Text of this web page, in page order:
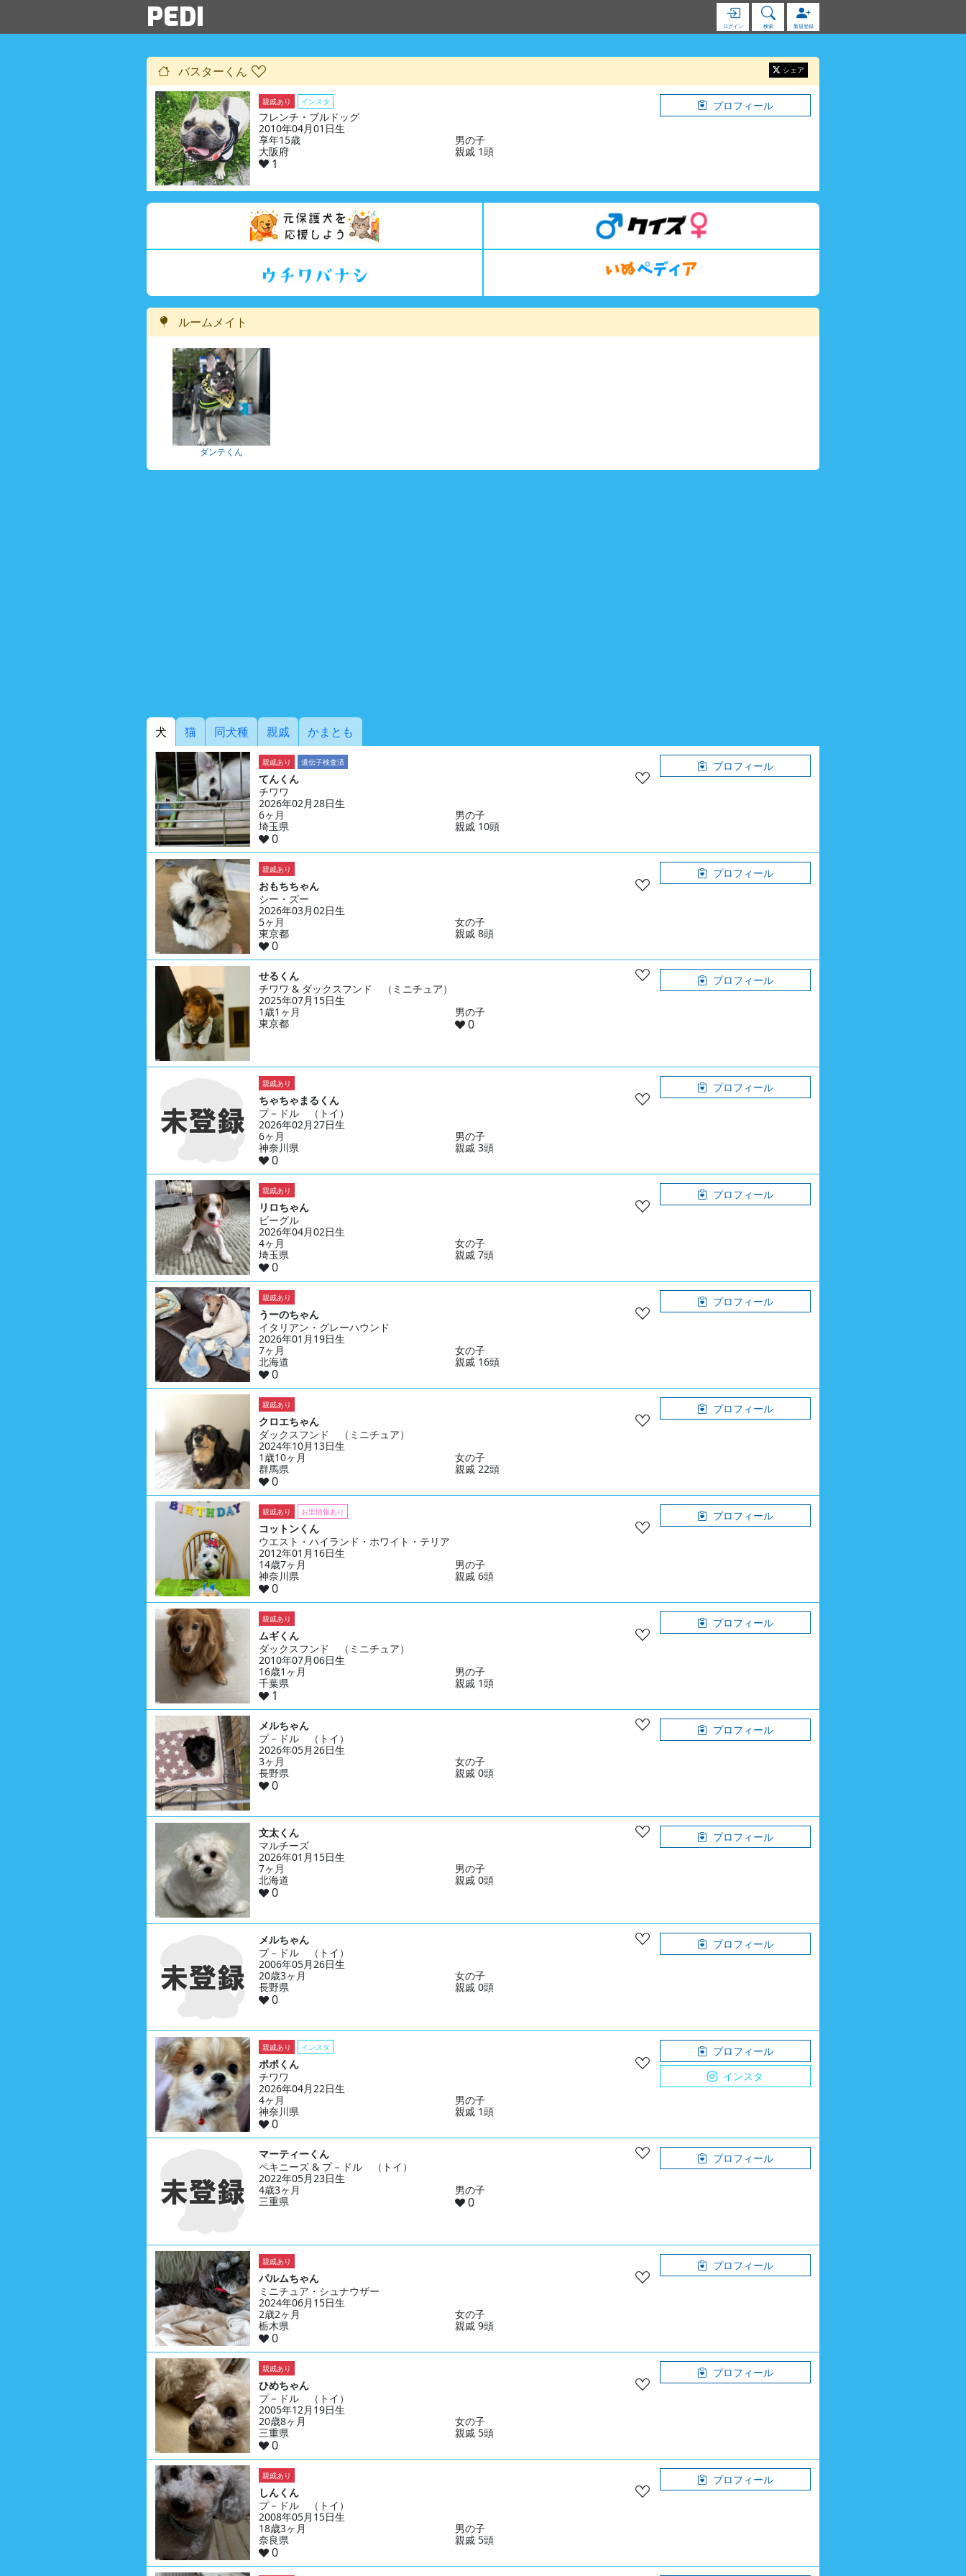
PEDI ログイン 検索 新規登録
バスターくん シェア
親戚あり インスタ
フレンチ・ブルドッグ
2010年04月01日生
享年15歳
男の子
大阪府
親戚 1頭
1
プロフィール
ルームメイト
ダンテくん
犬 猫 同犬種 親戚 かまとも
親戚あり 遺伝子検査済
てんくん
チワワ
2026年02月28日生
6ヶ月
男の子
埼玉県
親戚 10頭
0
プロフィール
親戚あり
おもちちゃん
シー・ズー
2026年03月02日生
5ヶ月
女の子
東京都
親戚 8頭
0
プロフィール
せるくん
チワワ & ダックスフンド （ミニチュア）
2025年07月15日生
1歳1ヶ月
男の子
東京都
0
プロフィール
親戚あり
ちゃちゃまるくん
プ－ドル （トイ）
2026年02月27日生
6ヶ月
男の子
神奈川県
親戚 3頭
0
プロフィール
親戚あり
リロちゃん
ビーグル
2026年04月02日生
4ヶ月
女の子
埼玉県
親戚 7頭
0
プロフィール
親戚あり
うーのちゃん
イタリアン・グレーハウンド
2026年01月19日生
7ヶ月
女の子
北海道
親戚 16頭
0
プロフィール
親戚あり
クロエちゃん
ダックスフンド （ミニチュア）
2024年10月13日生
1歳10ヶ月
女の子
群馬県
親戚 22頭
0
プロフィール
親戚あり お里情報あり
コットンくん
ウエスト・ハイランド・ホワイト・テリア
2012年01月16日生
14歳7ヶ月
男の子
神奈川県
親戚 6頭
0
プロフィール
親戚あり
ムギくん
ダックスフンド （ミニチュア）
2010年07月06日生
16歳1ヶ月
男の子
千葉県
親戚 1頭
1
プロフィール
メルちゃん
プ－ドル （トイ）
2026年05月26日生
3ヶ月
女の子
長野県
親戚 0頭
0
プロフィール
文太くん
マルチーズ
2026年01月15日生
7ヶ月
男の子
北海道
親戚 0頭
0
プロフィール
メルちゃん
プ－ドル （トイ）
2006年05月26日生
20歳3ヶ月
女の子
長野県
親戚 0頭
0
プロフィール
親戚あり インスタ
ポポくん
チワワ
2026年04月22日生
4ヶ月
男の子
神奈川県
親戚 1頭
0
プロフィール
インスタ
マーティーくん
ペキニーズ & プ－ドル （トイ）
2022年05月23日生
4歳3ヶ月
男の子
三重県
0
プロフィール
親戚あり
パルムちゃん
ミニチュア・シュナウザー
2024年06月15日生
2歳2ヶ月
女の子
栃木県
親戚 9頭
0
プロフィール
親戚あり
ひめちゃん
プ－ドル （トイ）
2005年12月19日生
20歳8ヶ月
女の子
三重県
親戚 5頭
0
プロフィール
親戚あり
しんくん
プ－ドル （トイ）
2008年05月15日生
18歳3ヶ月
男の子
奈良県
親戚 5頭
0
プロフィール